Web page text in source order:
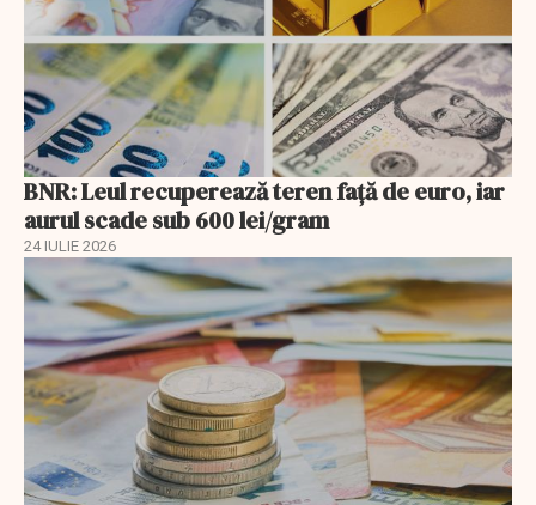
BNR: Leul recuperează teren faţă de euro, iar
aurul scade sub 600 lei/gram
24 IULIE 2026